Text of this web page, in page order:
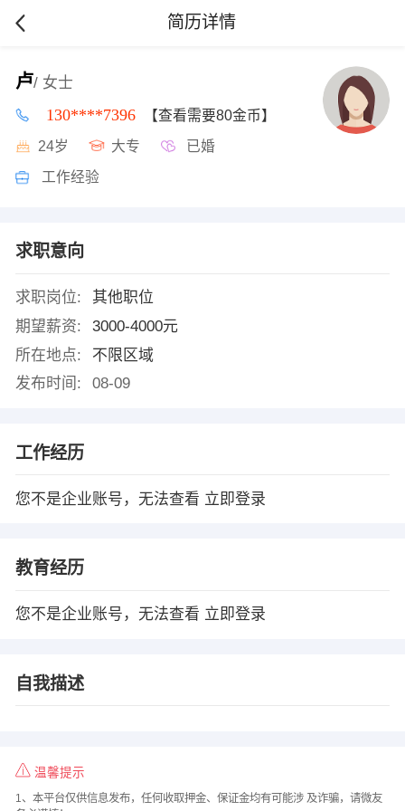
简历详情
卢/ 女士
130****7396 【查看需要80金币】
24岁 大专 已婚
工作经验
求职意向
求职岗位:
其他职位
期望薪资:
3000-4000元
所在地点:
不限区域
发布时间:
08-09
工作经历
您不是企业账号，无法查看 立即登录
教育经历
您不是企业账号，无法查看 立即登录
自我描述
温馨提示
1、本平台仅供信息发布，任何收取押金、保证金均有可能涉 及诈骗，请微友